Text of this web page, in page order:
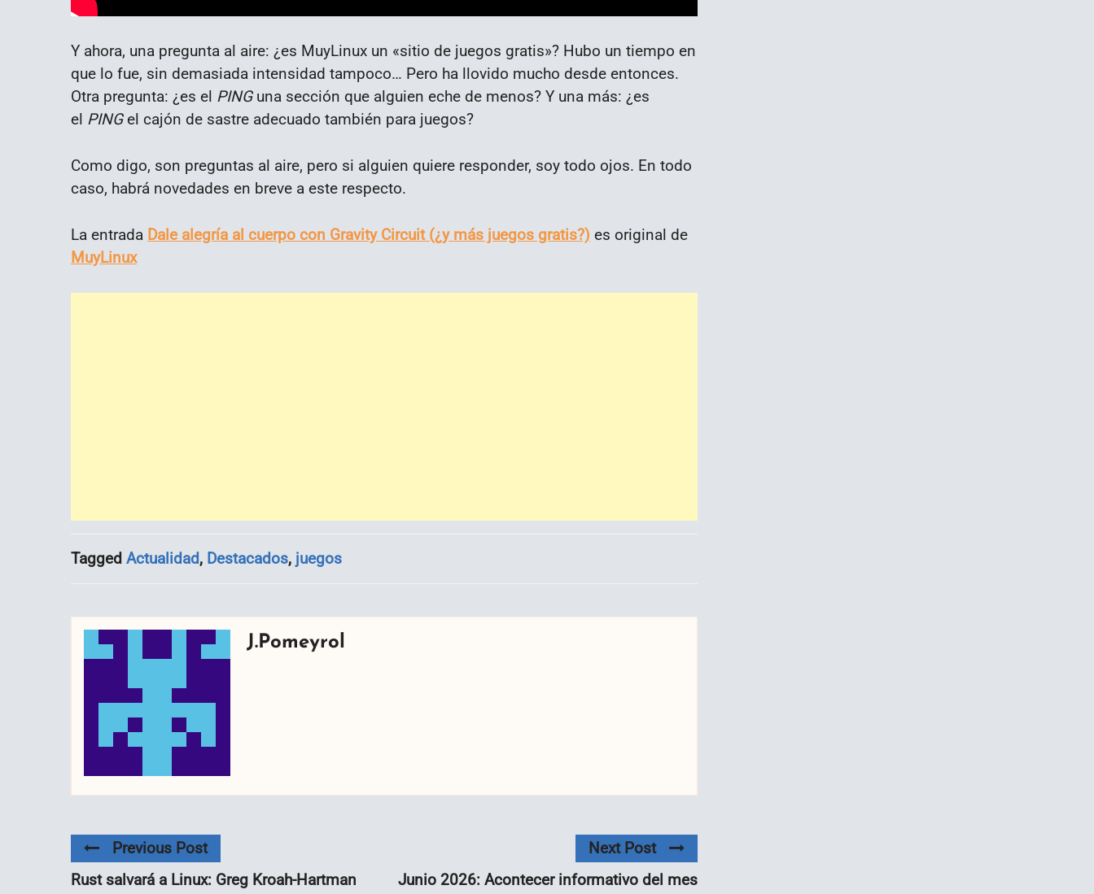
Y ahora, una pregunta al aire: ¿es MuyLinux un «sitio de juegos gratis»? Hubo un tiempo en
que lo fue, sin demasiada intensidad tampoco… Pero ha llovido mucho desde entonces.
Otra pregunta: ¿es el PINGuna sección que alguien eche de menos? Y una más: ¿es
el PINGel cajón de sastre adecuado también para juegos?
Como digo, son preguntas al aire, pero si alguien quiere responder, soy todo ojos. En todo
caso, habrá novedades en breve a este respecto.
La entrada Dale alegría al cuerpo con Gravity Circuit (¿y más juegos gratis?) es original de
MuyLinux
Tagged Actualidad, Destacados, juegos
J.Pomeyrol
Previous Post
Rust salvará a Linux: Greg Kroah-Hartman
Next Post
Junio 2026: Acontecer informativo del mes